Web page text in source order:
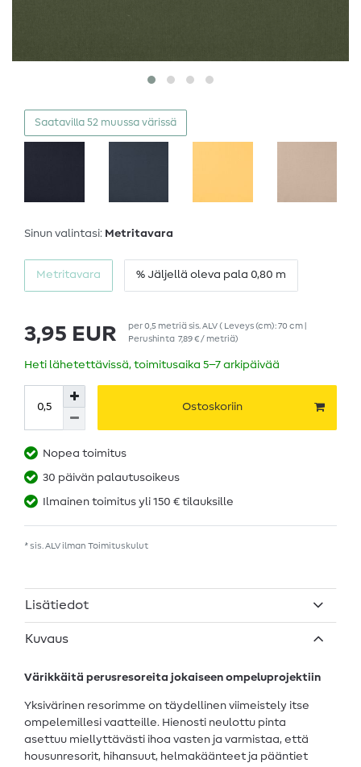
Saatavilla 52 muussa värissä
Sinun valintasi: Metritavara
Metritavara % Jäljellä oleva pala 0,80 m
3,95 EUR per0,5 metriäsis. ALV( Leveys (cm): 70 cm |
Perushinta 7,89 € / metriä)
Heti lähetettävissä, toimitusaika 5–7 arkipäivää
Ostoskoriin
Nopea toimitus
30 päivän palautusoikeus
Ilmainen toimitus yli 150 € tilauksille
* sis. ALV ilman Toimituskulut
Lisätiedot
Kuvaus
Värikkäitä perusresoreita jokaiseen ompeluprojektiin
Yksivärinen resorimme on täydellinen viimeistely itse
ompelemillesi vaatteille. Hienosti neulottu pinta
asettuu miellyttävästi ihoa vasten ja varmistaa, että
housunresorit, hihansuut, helmakäänteet ja pääntiet